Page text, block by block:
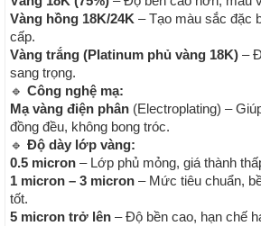
Vàng hồng 18K/24K – Tạo màu sắc đặc
cấp.
Vàng trắng (Platinum phủ vàng 18K) –
sang trọng.
🔹 Công nghệ mạ:
Mạ vàng điện phân (Electroplating) –
đồng đều, không bong tróc.
🔹 Độ dày lớp vàng:
0.5 micron – Lớp phủ mỏng, giá thành
1 micron – 3 micron – Mức tiêu chuẩn,
tốt.
5 micron trở lên – Độ bền cao, hạn chế